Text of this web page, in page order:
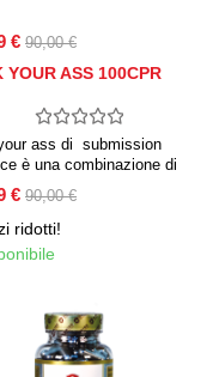
€ 90,00 €
YOUR ASS 100CPR
ass di submission
è una combinazione di
geranio stimolante e
citrato. agendo in modo
il prodotto mostra una
attività, più forte del
€ 90,00 €
ridotti!